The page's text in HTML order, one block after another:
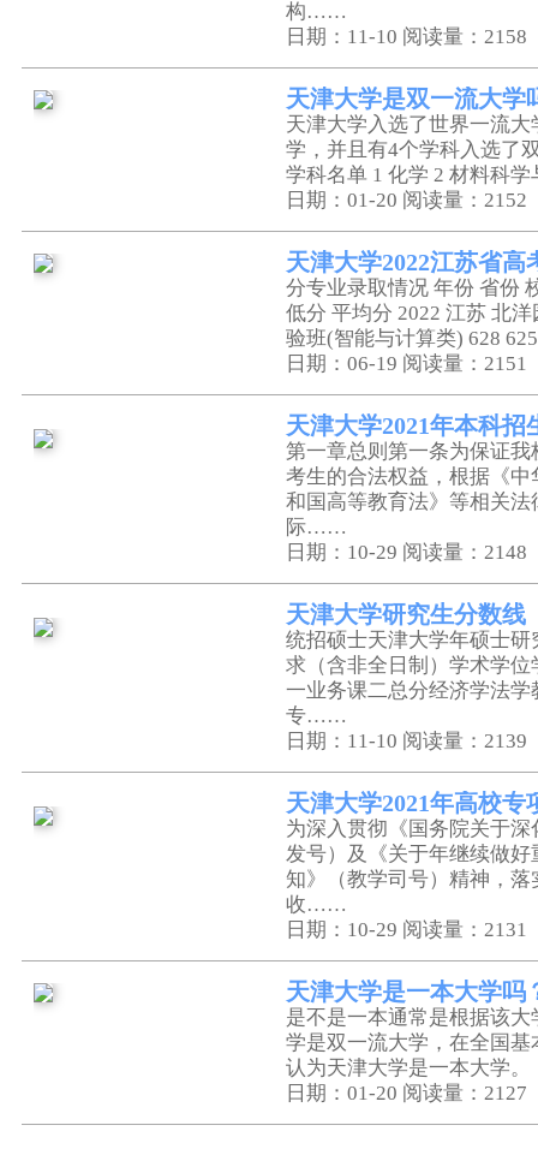
构……
日期：11-10 阅读量：2158
天津大学是双一流大学
天津大学入选了世界一流
学，并且有4个学科入选了
学科名单 1 化学 2 材料科
日期：01-20 阅读量：2152
天津大学2022江苏省高
分专业录取情况 年份 省份
低分 平均分 2022 江苏 北
验班(智能与计算类) 628
日期：06-19 阅读量：2151
天津大学2021年本科招
第一章总则第一条为保证
考生的合法权益，根据《
和国高等教育法》等相关
际……
日期：10-29 阅读量：2148
天津大学研究生分数线
统招硕士天津大学年硕士
求（含非全日制）学术学
一业务课二总分经济学法
专……
日期：11-10 阅读量：2139
天津大学2021年高校专
为深入贯彻《国务院关于
发号）及《关于年继续做
知》（教学司号）精神，
收……
日期：10-29 阅读量：2131
天津大学是一本大学吗
是不是一本通常是根据该
学是双一流大学，在全国
认为天津大学是一本大学
日期：01-20 阅读量：2127